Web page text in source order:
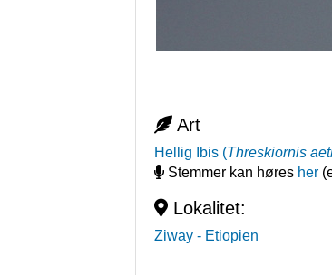
Art
Hellig Ibis (Threskiornis
Stemmer kan høres her
Lokalitet:
Ziway - Etiopien